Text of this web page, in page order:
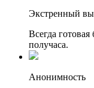
Экстренный
Всегда
получаса.
Анонимность